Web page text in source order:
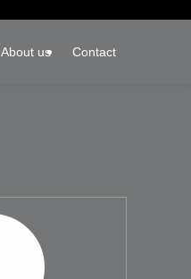
About us Contact